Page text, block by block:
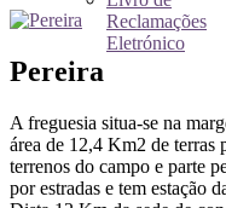
Reclamações
Eletrónico
Pereira
A freguesia situa-se na
área de 12,4 Km2 de terras
terrenos do campo e parte
por estradas e tem estação